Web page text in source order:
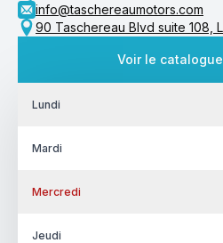
info@taschereaumotors.com
90 Taschereau Blvd suite 108,
Voir le
Lundi
Mardi
Mercredi
Jeudi